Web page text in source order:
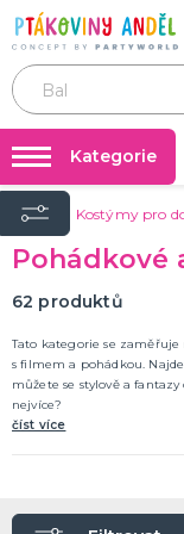
Půjčovna
Párty výzdoba
Nafukování
Prodejny
Rozvoz
Párty Blog
Kontakt
Kategorie
ROZLUČKA SE
Doplňky pro
Doplňky pro
HALLOWEEN A
Hororová líčidla a
Úvod Kostýmy pro
Pohádkové
62 produktů
Tato kategorie se zaměřuje
s filmem a pohádkou.
můžete se stylově a
nejvíce?
číst více